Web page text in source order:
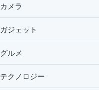
カメラ
ガジェット
グルメ
テクノロジー